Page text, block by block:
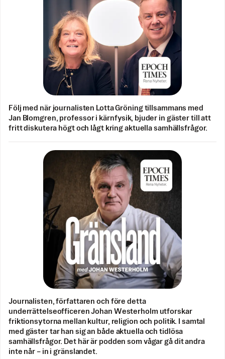
Följ med när journalisten Lotta Gröning tillsammans med
Jan Blomgren, professor i kärnfysik, bjuder in gäster till att
fritt diskutera högt och lågt kring aktuella samhällsfrågor.
Journalisten, författaren och före detta
underrättelseofficeren Johan Westerholm utforskar
friktionsytorna mellan kultur, religion och politik. I samtal
med gäster tar han sig an både aktuella och tidlösa
samhällsfrågor. Det här är podden som vågar gå dit andra
inte når – in i gränslandet.